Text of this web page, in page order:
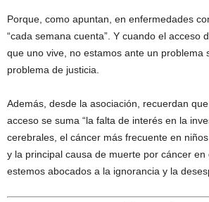
Porque, como apuntan, en enfermedades
“cada semana cuenta”. Y cuando el acceso
que uno vive, no estamos ante un problema
problema de justicia.
Además, desde la asociación, recuerdan
acceso se suma “la falta de interés en la
cerebrales, el cáncer más frecuente en
y la principal causa de muerte por cáncer
estemos abocados a la ignorancia y la